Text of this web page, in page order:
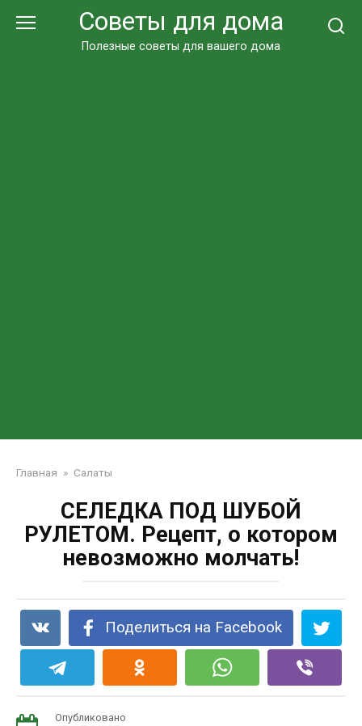
Советы для дома
Полезные советы для вашего дома
Главная » Салаты
СЕЛЕДКА ПОД ШУБОЙ
РУЛЕТОМ. Рецепт, о котором
невозможно молчать!
Поделиться на Facebook
Опубликовано